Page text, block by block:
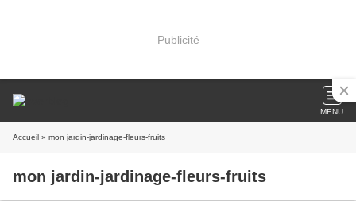
Publicité
MENU
Accueil » mon jardin-jardinage-fleurs-fruits
mon jardin-jardinage-fleurs-fruits